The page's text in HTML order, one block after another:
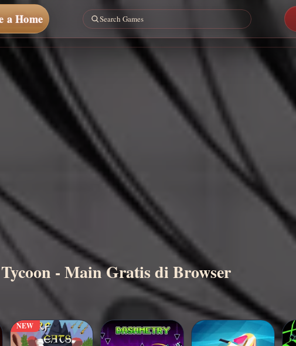
a Home
- Main Gratis di Browser
NEW